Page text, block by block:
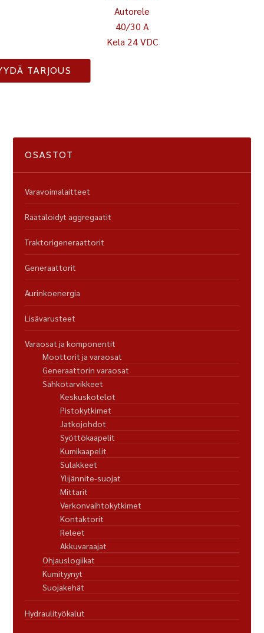
Autorele
40/30 A
Kela 24 VDC
TARJOUS
OSASTOT
Varavoimalaitteet
Räätälöidyt aggregaatit
Traktorigeneraattorit
Generaattorit
Aurinkoenergia
Lisävarusteet
Varaosat ja komponentit
Moottorit ja varaosat
Generaattorin varaosat
Sähkötarvikkeet
Keskuskotelot
Pistokytkimet
Jatkojohdot
Syöttökaapelit
Kumikaapelit
Sulakkeet
Ylijännite-suojat
Mittarit
Verkonvaihtokytkimet
Kontaktorit
Releet
Akkuvaraajat
Ohjauslogiikat
Kumityynyt
Suojakehät
Hydraulityökalut